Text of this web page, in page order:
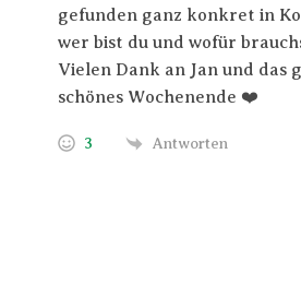
gefunden ganz konkret in
wer bist du und wofür
Vielen Dank an Jan und das
schönes Wochenende ❤️
3 Antworten